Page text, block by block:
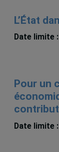
L’État
Date limite
Pour un
Date limite